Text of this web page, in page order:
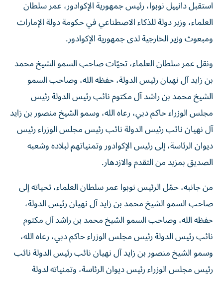
استقبل دانييل نوبوا، رئيس جمهورية الإكوادور، عمر سلطان
العلماء، وزير دولة للذكاء الاصطناعي في حكومة دولة الإمارات
ومبعوث وزير الخارجية لدى جمهورية الإكوادور.
ونقل عمر سلطان العلماء، تحيّات صاحب السمو الشيخ محمد
بن زايد آل نهيان رئيس الدولة، حفظه الله، وصاحب السمو
الشيخ محمد بن راشد آل مكتوم نائب رئيس الدولة رئيس
مجلس الوزراء حاكم دبي، رعاه الله، وسمو الشيخ منصور بن زايد
آل نهيان نائب رئيس الدولة نائب رئيس مجلس الوزراء رئيس
ديوان الرئاسة، إلى رئيس الإكوادور وتمنياتهم لبلاده وشعبه
الصديق بمزيد من التقدم والازدهار.
من جانبه، حمّل الرئيس نوبوا عمر سلطان العلماء، تحياته إلى
صاحب السمو الشيخ محمد بن زايد آل نهيان رئيس الدولة،
حفظه الله، وصاحب السمو الشيخ محمد بن راشد آل مكتوم
نائب رئيس الدولة رئيس مجلس الوزراء حاكم دبي، رعاه الله،
وسمو الشيخ منصور بن زايد آل نهيان نائب رئيس الدولة نائب
رئيس مجلس الوزراء رئيس ديوان الرئاسة، وتمنياته لدولة